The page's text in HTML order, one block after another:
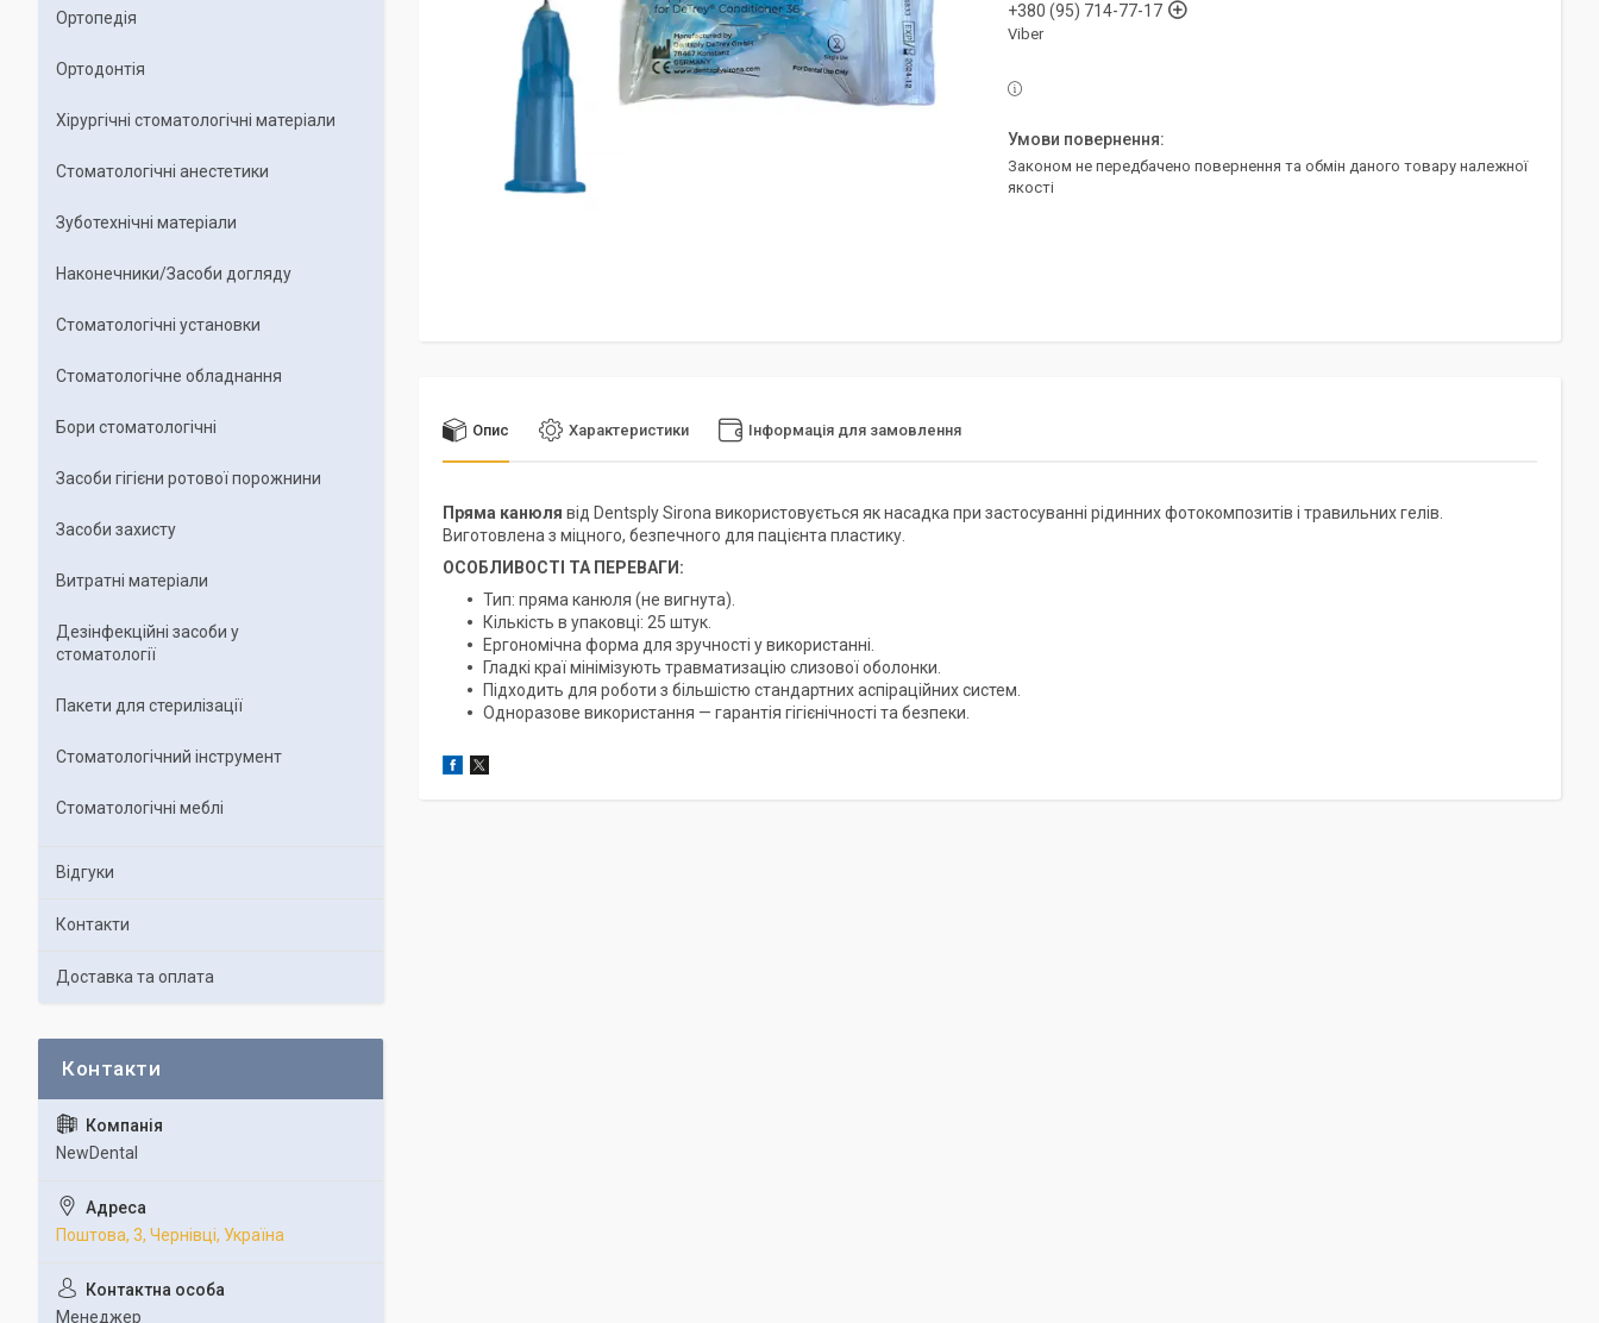
+380 (95) 714-77-17
Viber
Законом не передбачено повернення та обмін даного товару належної
якості
Опис Характеристики Інформація для замовлення
Пряма канюля від Dentsply Sirona використовується як насадка при застосуванні рідинних фотокомпозитів і травильних гелів.
Виготовлена з міцного, безпечного для пацієнта пластику.
ОСОБЛИВОСТІ ТА ПЕРЕВАГИ:
Тип: пряма канюля (не вигнута).
Кількість в упаковці: 25 штук.
Ергономічна форма для зручності у використанні.
Гладкі краї мінімізують травматизацію слизової оболонки.
Підходить для роботи з більшістю стандартних аспіраційних систем.
Одноразове використання — гарантія гігієнічності та безпеки.
Ортопедія
Ортодонтія
Хірургічні стоматологічні матеріали
Стоматологічні анестетики
Зуботехнічні матеріали
Наконечники/Засоби догляду
Стоматологічні установки
Стоматологічне обладнання
Бори стоматологічні
Засоби гігієни ротової порожнини
Засоби захисту
Витратні матеріали
Дезінфекційні засоби у
стоматології
Пакети для стерилізації
Стоматологічний інструмент
Стоматологічні меблі
Відгуки
Контакти
Доставка та оплата
NewDental
Поштова, 3, Чернівці, Україна
Менеджер